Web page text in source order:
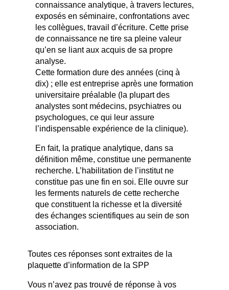
connaissance analytique, à travers lectures,
exposés en séminaire, confrontations avec
les collègues, travail d’écriture. Cette prise
de connaissance ne tire sa pleine valeur
qu’en se liant aux acquis de sa propre
analyse.
Cette formation dure des années (cinq à
dix) ; elle est entreprise après une formation
universitaire préalable (la plupart des
analystes sont médecins, psychiatres ou
psychologues, ce qui leur assure
l’indispensable expérience de la clinique).
En fait, la pratique analytique, dans sa
définition même, constitue une permanente
recherche. L’habilitation de l’institut ne
constitue pas une fin en soi. Elle ouvre sur
les ferments naturels de cette recherche
que constituent la richesse et la diversité
des échanges scientifiques au sein de son
association.
Toutes ces réponses sont extraites de la
plaquette d’information de la SPP
Vous n’avez pas trouvé de réponse à vos